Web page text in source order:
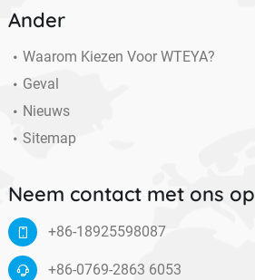
Ander
Waarom Kiezen Voor WTEYA?
Geval
Nieuws
Sitemap
Neem contact met ons op
+86-18925598087
+86-0769-2863 6053